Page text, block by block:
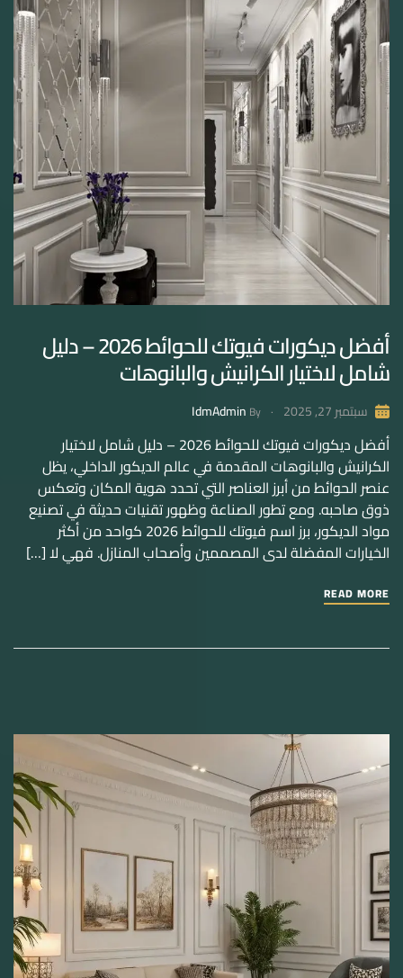
أفضل ديكورات فيوتك للحوائط 2026 – دليل
شامل لاختيار الكرانيش والبانوهات
سبتمبر 27, 2025 By
IdmAdmin
أفضل ديكورات فيوتك للحوائط 2026 – دليل شامل لاختيار
الكرانيش والبانوهات المقدمة في عالم الديكور الداخلي، يظل
عنصر الحوائط من أبرز العناصر التي تحدد هوية المكان وتعكس
ذوق صاحبه. ومع تطور الصناعة وظهور تقنيات حديثة في تصنيع
مواد الديكور، برز اسم فيوتك للحوائط 2026 كواحد من أكثر
الخيارات المفضلة لدى المصممين وأصحاب المنازل. فهي لا […]
READ MORE